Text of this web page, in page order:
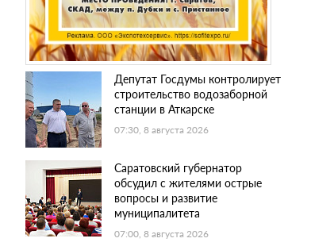
Депутат Госдумы контролирует
строительство водозаборной
станции в Аткарске
07:30, 8 августа 2026
Саратовский губернатор
обсудил с жителями острые
вопросы и развитие
муниципалитета
07:00, 8 августа 2026